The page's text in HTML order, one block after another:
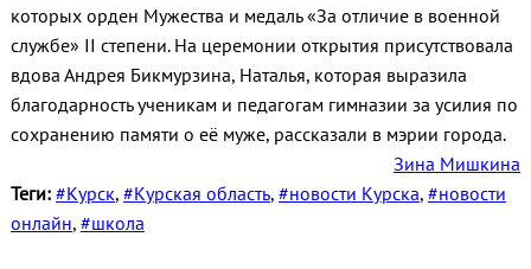
которых орден Мужества и медаль «За отличие в военной
службе» II степени. На церемонии открытия присутствовала
вдова Андрея Бикмурзина, Наталья, которая выразила
благодарность ученикам и педагогам гимназии за усилия по
сохранению памяти о её муже, рассказали в мэрии города.
Зина Мишкина
Теги: #Курск, #Курская область, #новости Курска, #новости
онлайн, #школа